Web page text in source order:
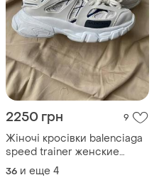
2250 грн 9
Жіночі кросівки balenciaga
speed trainer женские
кроссовки баленсиаги
36 и еще 4